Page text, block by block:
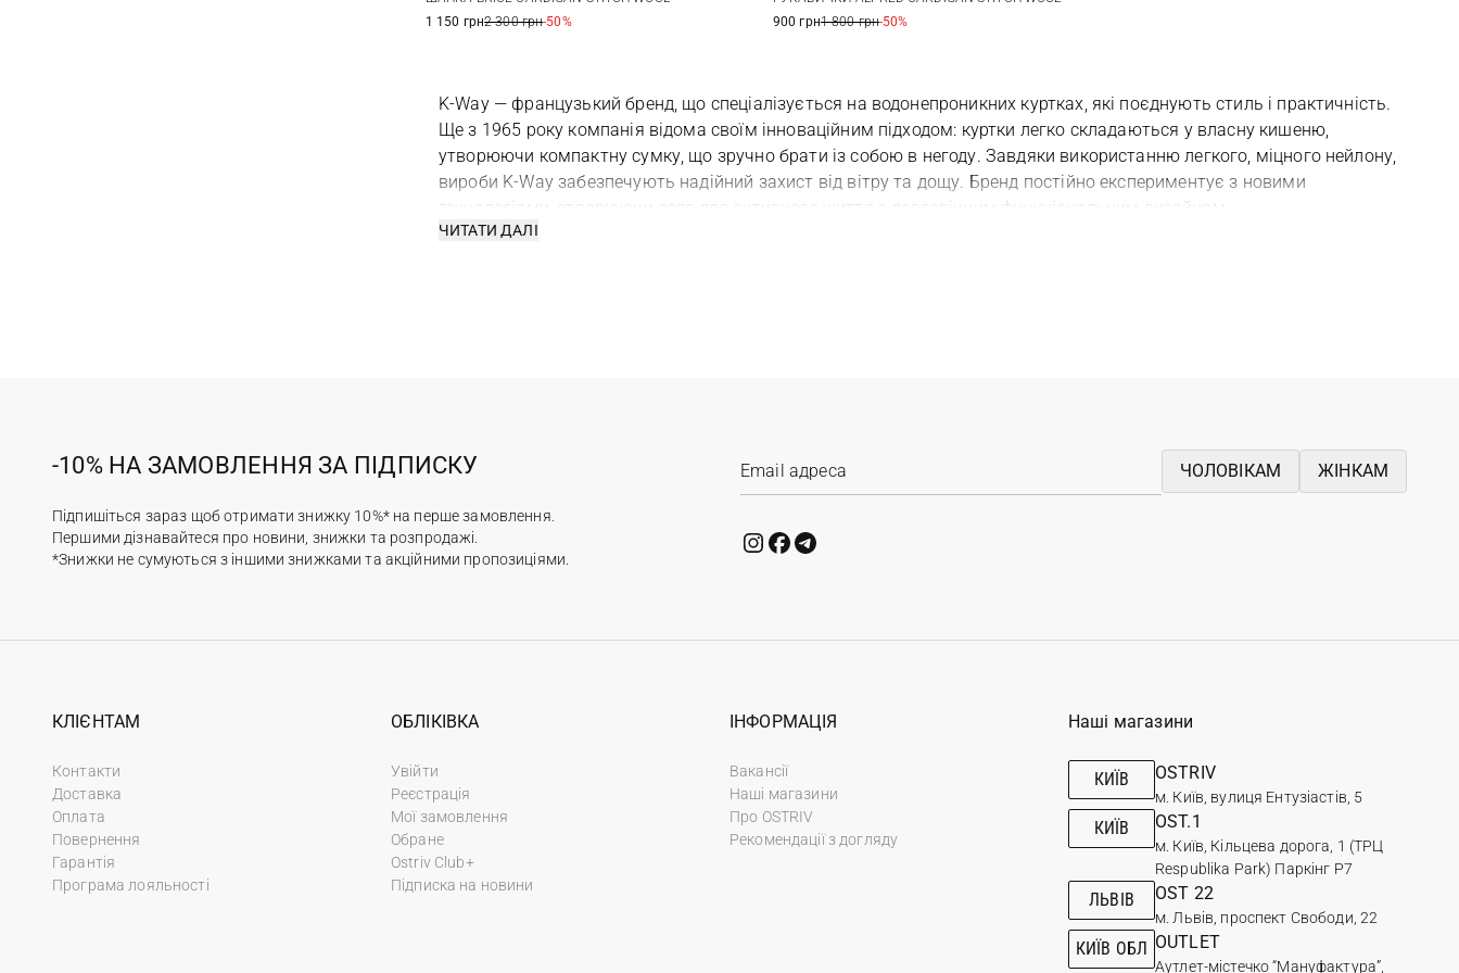
1 150 грн2 300 грн-50%
900 грн1 800 грн-50%
K-Way — французький бренд, що спеціалізується на водонепроникних куртках, які поєднують стиль і практичність.
Ще з 1965 року компанія відома своїм інноваційним підходом: куртки легко складаються у власну кишеню,
утворюючи компактну сумку, що зручно брати із собою в негоду. Завдяки використанню легкого, міцного нейлону,
вироби K-Way забезпечують надійний захист від вітру та дощу. Бренд постійно експериментує з новими
технологіями, створюючи одяг для активного життя з довговічним функціональним дизайном.
ЧИТАТИ ДАЛІ
-10% НА ЗАМОВЛЕННЯ ЗА ПІДПИСКУ
Підпишіться зараз щоб отримати знижку 10%* на перше замовлення.
Першими дізнавайтеся про новини, знижки та розпродажі.
*Знижки не сумуються з іншими знижками та акційними пропозиціями.
ЧОЛОВІКАМ ЖІНКАМ
КЛІЄНТАМ
Контакти
Доставка
Оплата
Повернення
Гарантія
Програма лояльності
ОБЛІКІВКА
Увійти
Реєстрація
Мої замовлення
Обране
Ostriv Club+
Підписка на новини
ІНФОРМАЦІЯ
Вакансії
Наші магазини
Про OSTRIV
Рекомендації з догляду
Наші магазини
КИЇВ OSTRIV
м. Київ, вулиця Ентузіастів, 5
КИЇВ OST.1
м. Київ, Кільцева дорога, 1 (ТРЦ
Respublika Park) Паркінг Р7
ЛЬВІВ OST 22
м. Львів, проспект Свободи, 22
КИЇВ ОБЛ OUTLET
Аутлет-містечко “Мануфактура”,